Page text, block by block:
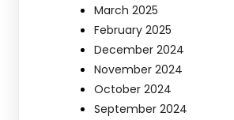
March 2025
February 2025
December 2024
November 2024
October 2024
September 2024